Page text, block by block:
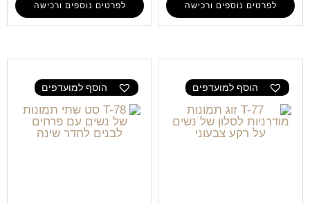
לפרטים נוספים ורכישה לפרטים נוספים ורכישה
הוסף למועדפים הוסף למועדפים